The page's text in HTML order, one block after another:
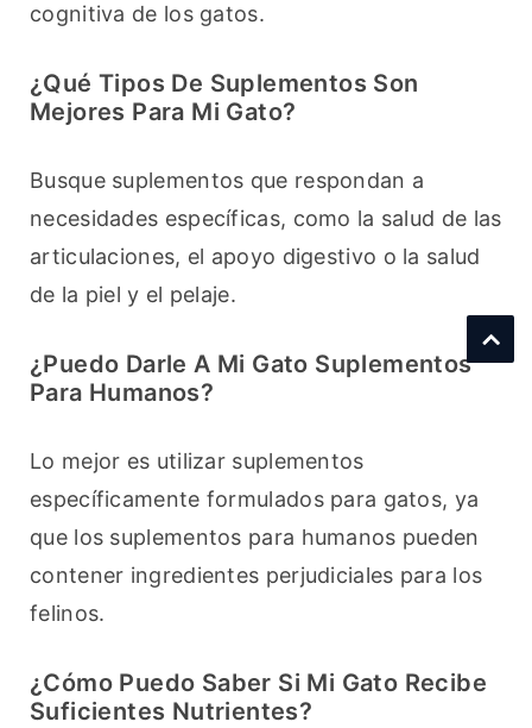
cognitiva de los gatos.
¿Qué Tipos De Suplementos Son
Mejores Para Mi Gato?
Busque suplementos que respondan a
necesidades específicas, como la salud de las
articulaciones, el apoyo digestivo o la salud
de la piel y el pelaje.
¿Puedo Darle A Mi Gato Suplementos
Para Humanos?
Lo mejor es utilizar suplementos
específicamente formulados para gatos, ya
que los suplementos para humanos pueden
contener ingredientes perjudiciales para los
felinos.
¿Cómo Puedo Saber Si Mi Gato Recibe
Suficientes Nutrientes?